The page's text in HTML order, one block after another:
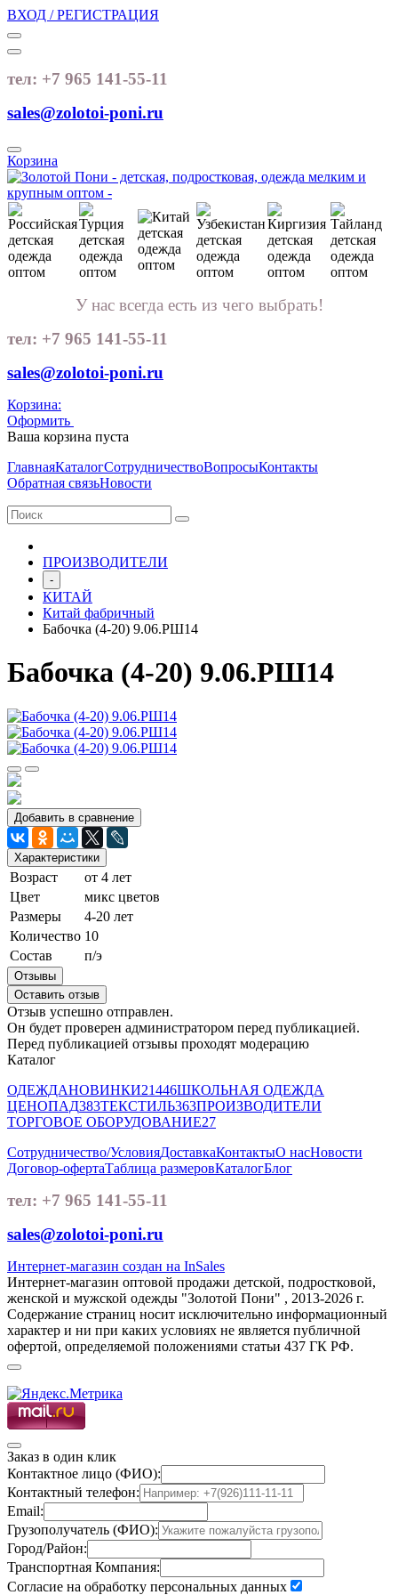
ВХОД / РЕГИСТРАЦИЯ
тел: +7 965 141-55-11
sales@zolotoi-poni.ru
Корзина
У нас всегда есть из чего выбрать!
тел: +7 965 141-55-11
sales@zolotoi-poni.ru
Корзина:
Оформить
Ваша корзина пуста
ГлавнаяКаталогСотрудничествоВопросыКонтакты
Обратная связьНовости
ПРОИЗВОДИТЕЛИ
-
КИТАЙ
Китай фабричный
Бабочка (4-20) 9.06.РШ14
Бабочка (4-20) 9.06.РШ14
Добавить в сравнение
Характеристики
Возраст
от 4 лет
Цвет
микс цветов
Размеры
4-20 лет
Количество 10
Состав
п/э
Отзывы
Оставить отзыв
Отзыв успешно отправлен.
Он будет проверен администратором перед публикацией.
Перед публикацией отзывы проходят модерацию
Каталог
ОДЕЖДАНОВИНКИ21446ШКОЛЬНАЯ ОДЕЖДА
ЦЕНОПАД383ТЕКСТИЛЬ363ПРОИЗВОДИТЕЛИ
ТОРГОВОЕ ОБОРУДОВАНИЕ27
Сотрудничество/УсловияДоставкаКонтактыО насНовости
Договор-офертаТаблица размеровКаталогБлог
тел: +7 965 141-55-11
sales@zolotoi-poni.ru
Интернет-магазин создан на InSales
Интернет-магазин оптовой продажи детской, подростковой,
женской и мужской одежды "Золотой Пони" , 2013-2026 г.
Содержание страниц носит исключительно информационный
характер и ни при каких условиях не является публичной
офертой, определяемой положениями статьи 437 ГК РФ.
Заказ в один клик
Контактное лицо (ФИО):
Контактный телефон:
Email:
Грузополучатель (ФИО):
Город/Район:
Транспортная Компания:
Согласие на обработку персональных данных